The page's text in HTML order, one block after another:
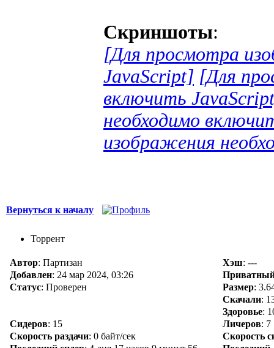
Скриншоты:
[Для просмотра
JavaScript] [Для
включить
необходимо
изображения
Вернуться к началу
Торрент
Автор: Партизан Хэш: ---
Добавлен: 24 мар 2024, 03:26
Статус: Проверен Размер:
Скачали:
Здоровье:
Сидеров: 15 Личеров: 7
Скорость раздачи: 0 байт/сек
Скорость